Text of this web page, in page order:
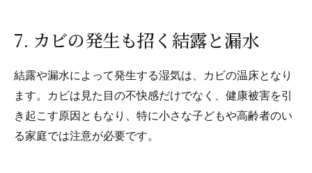
7. カビの発生も招く結露と漏水
結露や漏水によって発生する湿気は、カビの温床となり
ます。カビは見た目の不快感だけでなく、健康被害を引
き起こす原因ともなり、特に小さな子どもや高齢者のい
る家庭では注意が必要です。